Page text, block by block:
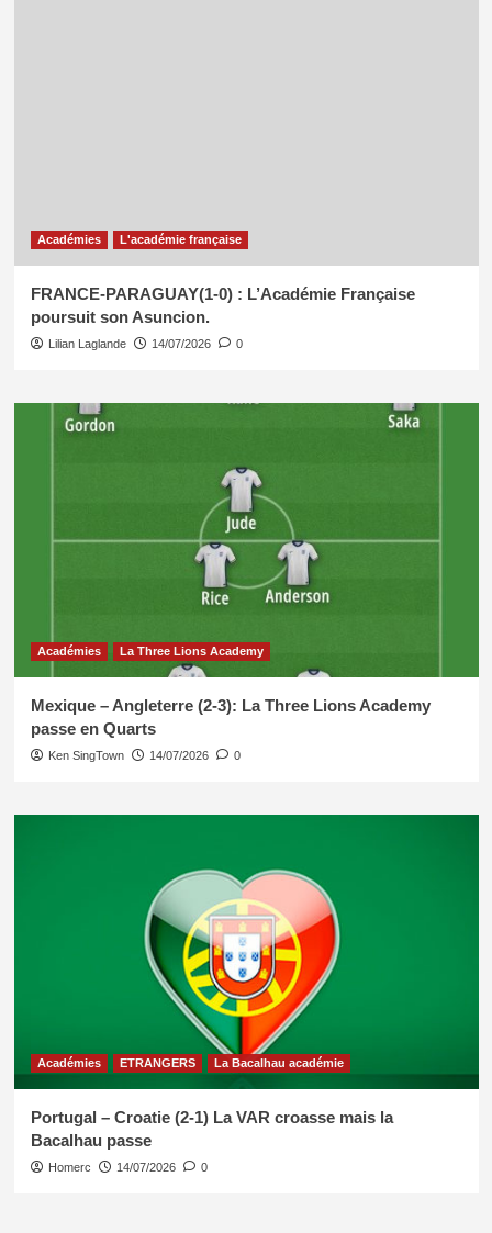
Académies L'académie française
FRANCE-PARAGUAY(1-0) : L’Académie Française
poursuit son Asuncion.
Lilian Laglande 14/07/2026 0
Académies La Three Lions Academy
Mexique – Angleterre (2-3): La Three Lions Academy
passe en Quarts
Ken SingTown 14/07/2026 0
Académies ETRANGERS La Bacalhau académie
Portugal – Croatie (2-1) La VAR croasse mais la
Bacalhau passe
Homerc 14/07/2026 0